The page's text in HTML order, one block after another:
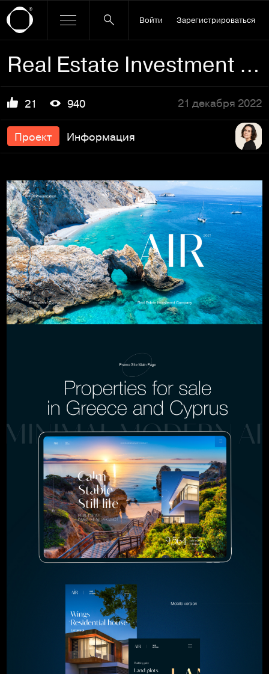
Войти Зарегистрироваться
Real Estate Investment Company website Design
21 940 21 декабря 2022
Проект Информация